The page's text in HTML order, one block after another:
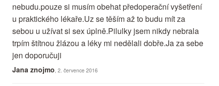
nebudu.pouze si musím obehat předoperační vyšetření
u praktického lékaře.Uz se těším až to budu mít za
sebou u užívat si sex úplně.Pilulky jsem nikdy nebrala
trpím štítnou žlázou a léky mi nedělali dobře.Ja za sebe
jen doporučuji
Jana znojmo , 2. července 2016